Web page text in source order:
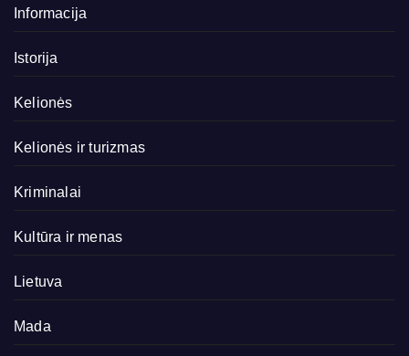
Informacija
Istorija
Kelionės
Kelionės ir turizmas
Kriminalai
Kultūra ir menas
Lietuva
Mada